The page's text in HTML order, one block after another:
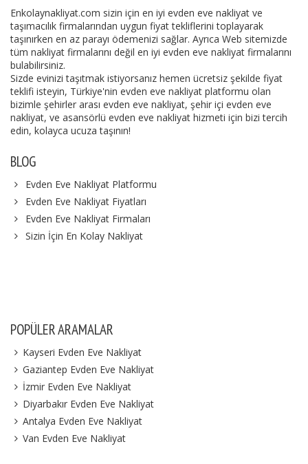
Enkolaynakliyat.com sizin için en iyi evden eve nakliyat ve
taşımacılık firmalarından uygun fiyat tekliflerini toplayarak
taşınırken en az parayı ödemenizi sağlar. Ayrıca Web sitemizde
tüm nakliyat firmalarını değil en iyi evden eve nakliyat firmalarını
bulabilirsiniz.
Sizde evinizi taşıtmak istiyorsanız hemen ücretsiz şekilde fiyat
teklifi isteyin, Türkiye'nin evden eve nakliyat platformu olan
bizimle şehirler arası evden eve nakliyat, şehir içi evden eve
nakliyat, ve asansörlü evden eve nakliyat hizmeti için bizi tercih
edin, kolayca ucuza taşının!
BLOG
Evden Eve Nakliyat Platformu
Evden Eve Nakliyat Fiyatları
Evden Eve Nakliyat Firmaları
Sizin İçin En Kolay Nakliyat
POPÜLER ARAMALAR
Kayseri Evden Eve Nakliyat
Gaziantep Evden Eve Nakliyat
İzmir Evden Eve Nakliyat
Diyarbakır Evden Eve Nakliyat
Antalya Evden Eve Nakliyat
Van Evden Eve Nakliyat